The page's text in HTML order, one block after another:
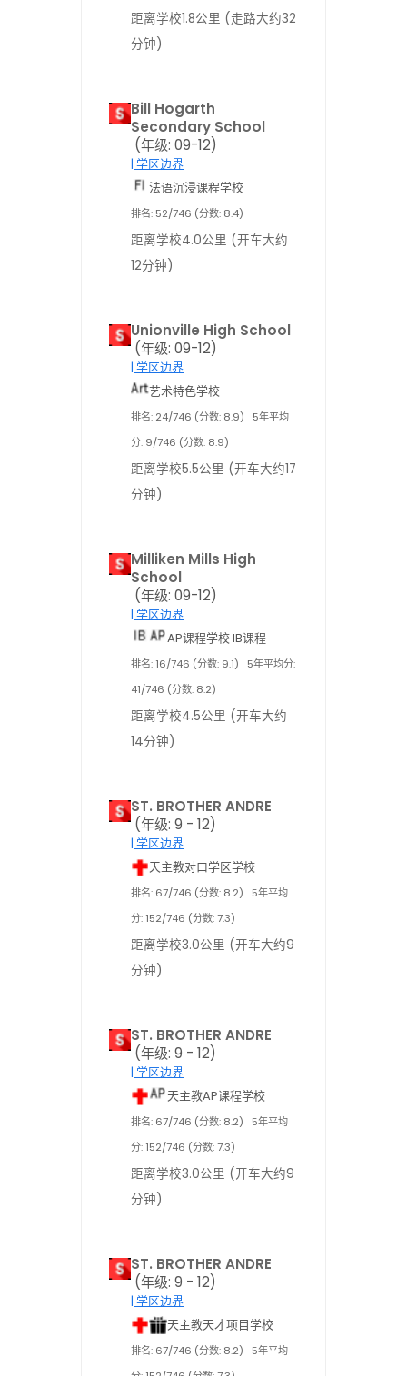
距离学校1.8公里 (走路大约32
分钟)
Bill Hogarth
Secondary School
(年级: 09-12)
| 学区边界
法语沉浸课程学校
排名: 52/746 (分数: 8.4)
距离学校4.0公里 (开车大约
12分钟)
Unionville High School
(年级: 09-12)
| 学区边界
艺术特色学校
排名: 24/746 (分数: 8.9)
5年平均
分: 9/746 (分数: 8.9)
距离学校5.5公里 (开车大约17
分钟)
Milliken Mills High
School
(年级: 09-12)
| 学区边界
AP课程学校 IB课程
排名: 16/746 (分数: 9.1)
5年平均分:
41/746 (分数: 8.2)
距离学校4.5公里 (开车大约
14分钟)
ST. BROTHER ANDRE
(年级: 9 - 12)
| 学区边界
天主教对口学区学校
排名: 67/746 (分数: 8.2)
5年平均
分: 152/746 (分数: 7.3)
距离学校3.0公里 (开车大约9
分钟)
ST. BROTHER ANDRE
(年级: 9 - 12)
| 学区边界
天主教AP课程学校
排名: 67/746 (分数: 8.2)
5年平均
分: 152/746 (分数: 7.3)
距离学校3.0公里 (开车大约9
分钟)
ST. BROTHER ANDRE
(年级: 9 - 12)
| 学区边界
天主教天才项目学校
排名: 67/746 (分数: 8.2)
5年平均